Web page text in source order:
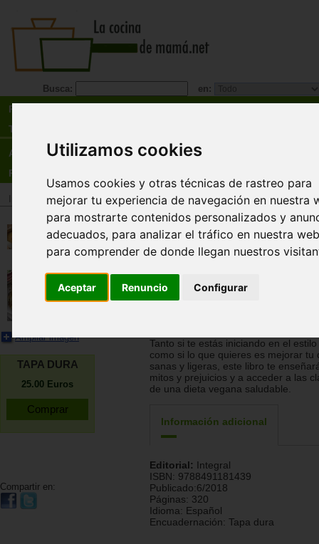
Utilizamos cookies
Usamos cookies y otras técnicas de rastreo para
mejorar tu experiencia de navegación en nuestra
para mostrarte contenidos personalizados y
adecuados, para analizar el tráfico en nuestra
para comprender de donde llegan nuestros
Aceptar Renuncio Configurar
Busca: en:
Recetas
Tienda
Actualidad
Registro
Tienda>Libros>Especialidades>Vegetarianismo> Vegetariana
Ampliar imagen
TAPA DURA
25.00 Euros
Compartir en:
El gran libro de la
RBA Libros
¿Es fácil seguir una dieta vegana?
salud renunciando a los alimentos
¿podré seguir disfrutando de la
Tanto si te estás iniciando en el
como si lo que quieres es mejorar tu
sanas y ligeras, este libro te
mitos y prejuicios y a acceder a las
de una dieta vegana saludable.
Información adicional
Editorial: Integral
ISBN: 9788491181439
Publicado:6/2018
Páginas: 320
Idioma: Español
Encuadernación: Tapa dura